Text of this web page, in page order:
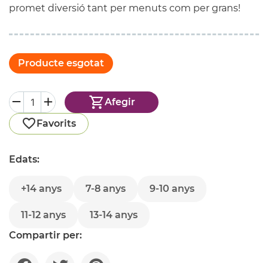
promet diversió tant per menuts com per grans!
Producte esgotat
Afegir
Favorits
Edats:
+14 anys 7-8 anys 9-10 anys
11-12 anys
13-14 anys
Compartir per: